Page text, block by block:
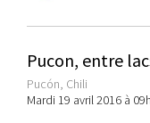
Pucon, entre
Pucón, Chili
Mardi 19 avril 2016 à